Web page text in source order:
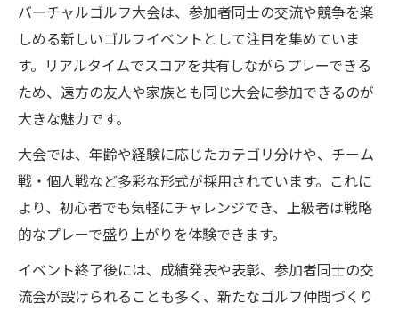
バーチャルゴルフ大会は、参加者同士の交流や競争を楽
しめる新しいゴルフイベントとして注目を集めていま
す。リアルタイムでスコアを共有しながらプレーできる
ため、遠方の友人や家族とも同じ大会に参加できるのが
大きな魅力です。
大会では、年齢や経験に応じたカテゴリ分けや、チーム
戦・個人戦など多彩な形式が採用されています。これに
より、初心者でも気軽にチャレンジでき、上級者は戦略
的なプレーで盛り上がりを体験できます。
イベント終了後には、成績発表や表彰、参加者同士の交
流会が設けられることも多く、新たなゴルフ仲間づくり